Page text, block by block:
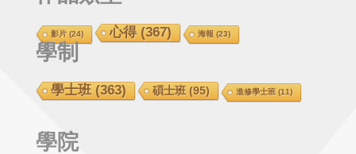
影片(24) 心得(367) 海報 (23)
學制
學士班(363) 碩士班(95) 進修學士班(11)
學院